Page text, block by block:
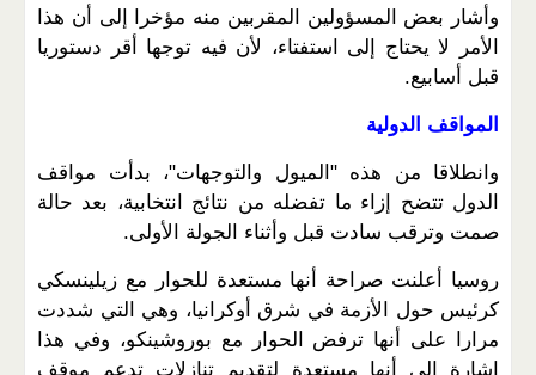
وأشار بعض المسؤولين المقربين منه مؤخرا إلى أن هذا
الأمر لا يحتاج إلى استفتاء، لأن فيه توجها أقر دستوريا
قبل أسابيع.
المواقف الدولية
وانطلاقا من هذه "الميول والتوجهات"، بدأت مواقف
الدول تتضح إزاء ما تفضله من نتائج انتخابية، بعد حالة
صمت وترقب سادت قبل وأثناء الجولة الأولى.
روسيا أعلنت صراحة أنها مستعدة للحوار مع زيلينسكي
كرئيس حول الأزمة في شرق أوكرانيا، وهي التي شددت
مرارا على أنها ترفض الحوار مع بوروشينكو، وفي هذا
إشارة إلى أنها مستعدة لتقديم تنازلات تدعم موقف